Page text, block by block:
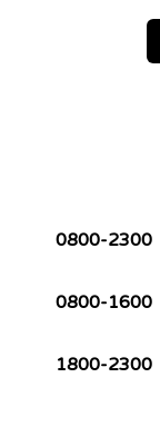
0800-2300
0800-1600
1800-2300